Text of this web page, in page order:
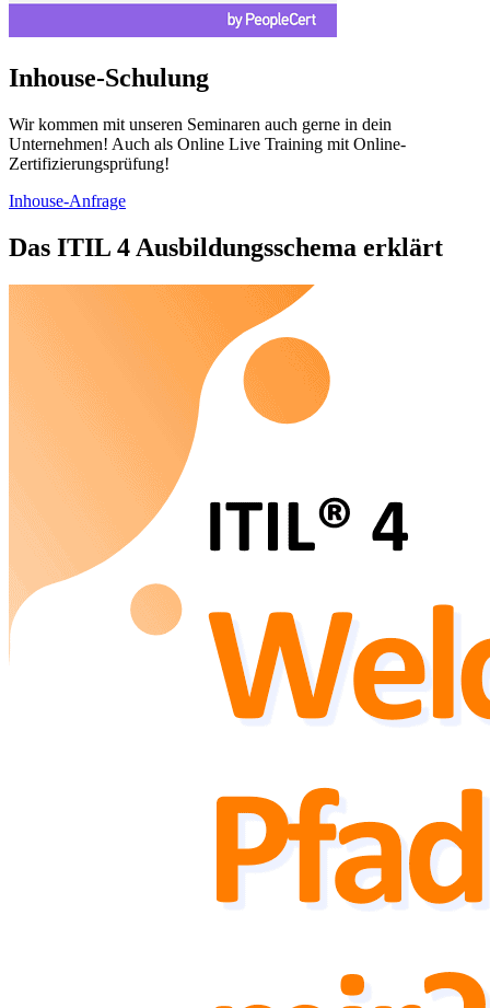
Inhouse-Schulung
Wir kommen mit unseren Seminaren auch gerne in dein
Unternehmen! Auch als Online Live Training mit Online-
Zertifizierungsprüfung!
Inhouse-Anfrage
Das ITIL 4 Ausbildungsschema erklärt